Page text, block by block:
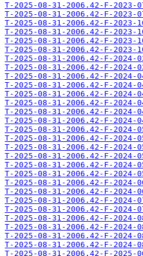
T-2025-08-31-2006.42-F-2023-
T-2025-08-31-2006.42-F-2023-
T-2025-08-31-2006.42-F-2023-
T-2025-08-31-2006.42-F-2023-
T-2025-08-31-2006.42-F-2023-
T-2025-08-31-2006.42-F-2023-
T-2025-08-31-2006.42-F-2024-
T-2025-08-31-2006.42-F-2024-
T-2025-08-31-2006.42-F-2024-
T-2025-08-31-2006.42-F-2024-
T-2025-08-31-2006.42-F-2024-
T-2025-08-31-2006.42-F-2024-
T-2025-08-31-2006.42-F-2024-
T-2025-08-31-2006.42-F-2024-
T-2025-08-31-2006.42-F-2024-
T-2025-08-31-2006.42-F-2024-
T-2025-08-31-2006.42-F-2024-
T-2025-08-31-2006.42-F-2024-
T-2025-08-31-2006.42-F-2024-
T-2025-08-31-2006.42-F-2024-
T-2025-08-31-2006.42-F-2024-
T-2025-08-31-2006.42-F-2024-
T-2025-08-31-2006.42-F-2024-
T-2025-08-31-2006.42-F-2024-
T-2025-08-31-2006.42-F-2024-
T-2025-08-31-2006.42-F-2024-
T-2025-08-31-2006.42-F-2024-
T-2025-08-31-2006.42-F-2024-
T-2025-08-31-2006.42-F-2025-